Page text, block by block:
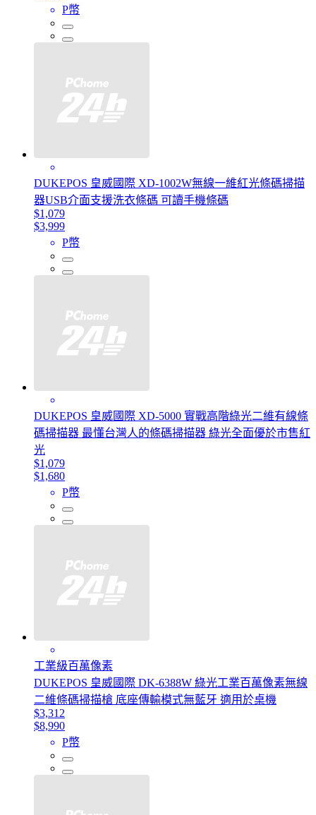
P幣
DUKEPOS 皇威國際 XD-1002W無線一維紅光條碼掃描
器USB介面支援洗衣條碼 可讀手機條碼
$1,079
$3,999
P幣
DUKEPOS 皇威國際 XD-5000 實戰高階綠光二維有線條
碼掃描器 最懂台灣人的條碼掃描器 綠光全面優於市售紅
光
$1,079
$1,680
P幣
工業級百萬像素
DUKEPOS 皇威國際 DK-6388W 綠光工業百萬像素無線
二維條碼掃描槍 底座傳輸模式無藍牙 適用於桌機
$3,312
$8,990
P幣